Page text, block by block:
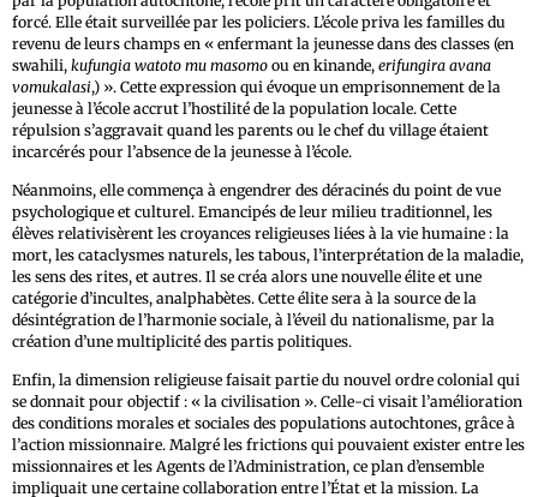
forcé. Elle était surveillée par les policiers. L’école priva les familles du
revenu de leurs champs en « enfermant la jeunesse dans des classes (en
swahili, kufungia watoto mu masomo ou en kinande, erifungira avana
vomukalasi,) ». Cette expression qui évoque un emprisonnement de la
jeunesse à l’école accrut l’hostilité de la population locale. Cette
répulsion s’aggravait quand les parents ou le chef du village étaient
incarcérés pour l’absence de la jeunesse à l’école.
Néanmoins, elle commença à engendrer des déracinés du point de vue
psychologique et culturel. Emancipés de leur milieu traditionnel, les
élèves relativisèrent les croyances religieuses liées à la vie humaine : la
mort, les cataclysmes naturels, les tabous, l’interprétation de la maladie,
les sens des rites, et autres. Il se créa alors une nouvelle élite et une
catégorie d’incultes, analphabètes. Cette élite sera à la source de la
désintégration de l’harmonie sociale, à l’éveil du nationalisme, par la
création d’une multiplicité des partis politiques.
Enfin, la dimension religieuse faisait partie du nouvel ordre colonial qui
se donnait pour objectif : « la civilisation ». Celle-ci visait l’amélioration
des conditions morales et sociales des populations autochtones, grâce à
l’action missionnaire. Malgré les frictions qui pouvaient exister entre les
missionnaires et les Agents de l’Administration, ce plan d’ensemble
impliquait une certaine collaboration entre l’État et la mission. La